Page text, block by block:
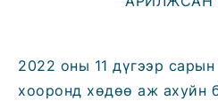
2022 оны 11 дүгээр
хооронд хөдөө аж ахуйн